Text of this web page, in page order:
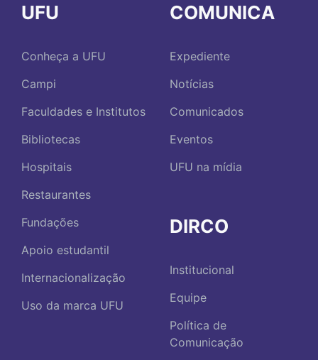
UFU
Conheça a UFU
Campi
Faculdades e Institutos
Bibliotecas
Hospitais
Restaurantes
Fundações
Apoio estudantil
Internacionalização
Uso da marca UFU
COMUNICA
Expediente
Notícias
Comunicados
Eventos
UFU na mídia
DIRCO
Institucional
Equipe
Política de
Comunicação